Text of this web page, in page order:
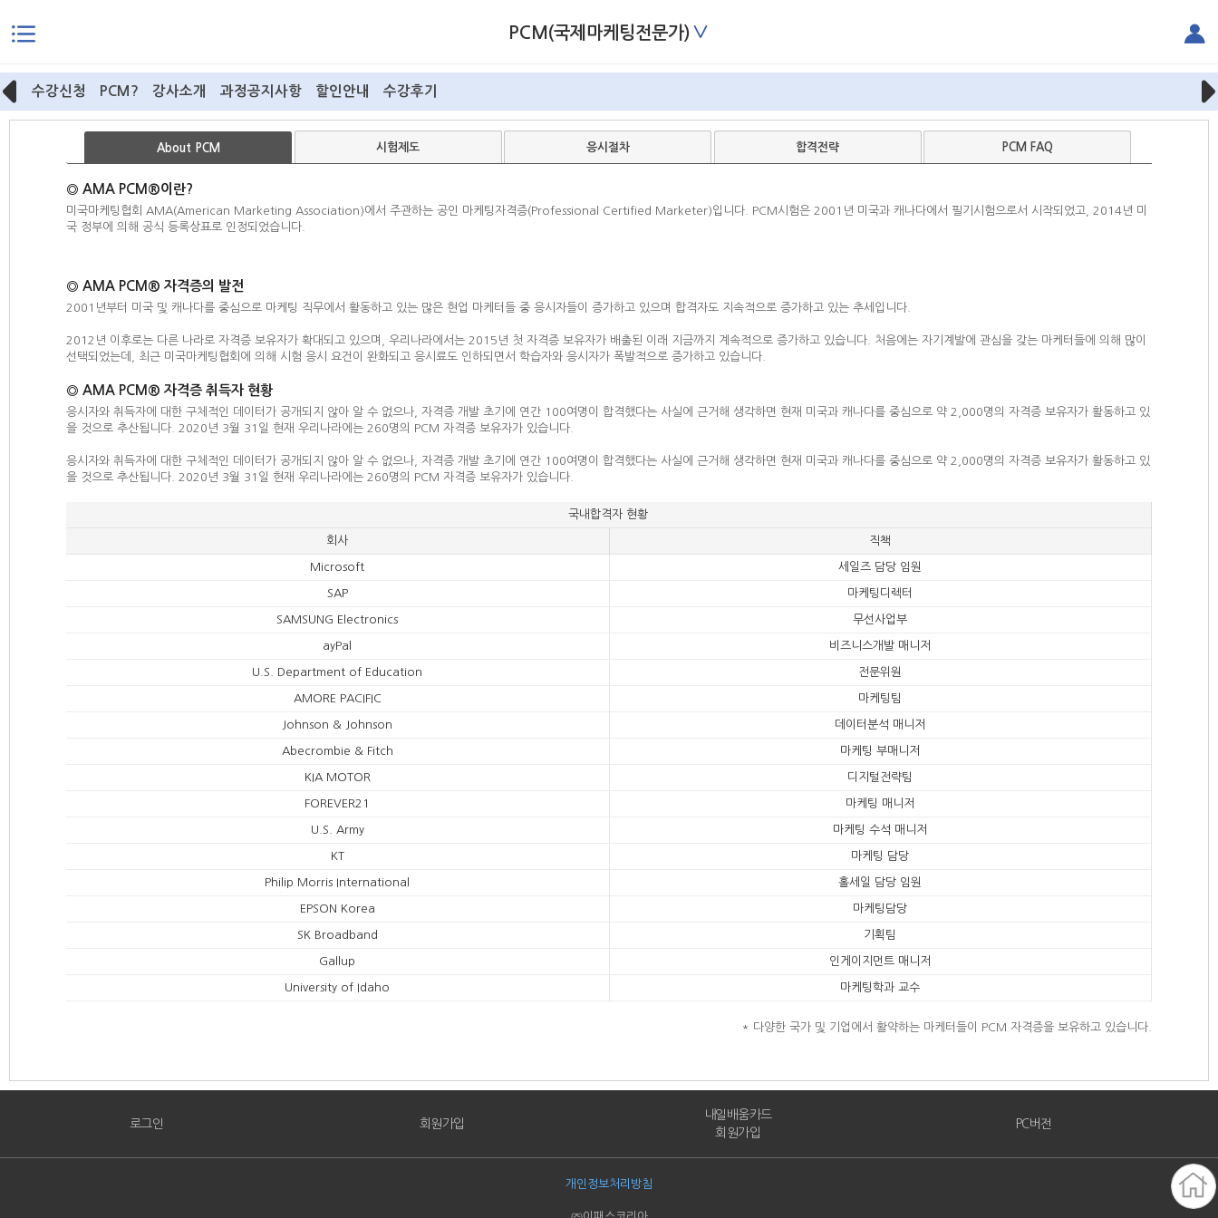
본문으로 바로가기
PCM(국제마케팅전문가) ∨
수강신청 PCM? 강사소개 과정공지사항 할인안내 수강후기
About PCM 시험제도 응시절차 합격전략 PCM FAQ
◎ AMA PCM®이란?
미국마케팅협회 AMA(American Marketing Association)에서 주관하는 공인 마케팅자격증(Professional Certified Marketer)입니다. PCM시험은 2001년 미국과 캐나다에서 필기시험으로서 시작되었고, 2014년 미
국 정부에 의해 공식 등록상표로 인정되었습니다.
◎ AMA PCM® 자격증의 발전
2001년부터 미국 및 캐나다를 중심으로 마케팅 직무에서 활동하고 있는 많은 현업 마케터들 중 응시자들이 증가하고 있으며 합격자도 지속적으로 증가하고 있는 추세입니다.
2012년 이후로는 다른 나라로 자격증 보유자가 확대되고 있으며, 우리나라에서는 2015년 첫 자격증 보유자가 배출된 이래 지금까지 계속적으로 증가하고 있습니다. 처음에는 자기계발에 관심을 갖는 마케터들에 의해 많이
선택되었는데, 최근 미국마케팅협회에 의해 시험 응시 요건이 완화되고 응시료도 인하되면서 학습자와 응시자가 폭발적으로 증가하고 있습니다.
◎ AMA PCM® 자격증 취득자 현황
응시자와 취득자에 대한 구체적인 데이터가 공개되지 않아 알 수 없으나, 자격증 개발 초기에 연간 100여명이 합격했다는 사실에 근거해 생각하면 현재 미국과 캐나다를 중심으로 약 2,000명의 자격증 보유자가 활동하고 있
을 것으로 추산됩니다. 2020년 3월 31일 현재 우리나라에는 260명의 PCM 자격증 보유자가 있습니다.
응시자와 취득자에 대한 구체적인 데이터가 공개되지 않아 알 수 없으나, 자격증 개발 초기에 연간 100여명이 합격했다는 사실에 근거해 생각하면 현재 미국과 캐나다를 중심으로 약 2,000명의 자격증 보유자가 활동하고 있
을 것으로 추산됩니다. 2020년 3월 31일 현재 우리나라에는 260명의 PCM 자격증 보유자가 있습니다.
국내합격자 현황
회사 직책
Microsoft 세일즈 담당 임원
SAP 마케팅디렉터
SAMSUNG Electronics 무선사업부
ayPal 비즈니스개발 매니저
U.S. Department of Education 전문위원
AMORE PACIFIC 마케팅팀
Johnson & Johnson 데이터분석 매니저
Abecrombie & Fitch 마케팅 부매니저
KIA MOTOR 디지털전략팀
FOREVER21 마케팅 매니저
U.S. Army 마케팅 수석 매니저
KT 마케팅 담당
Philip Morris International 홀세일 담당 임원
EPSON Korea 마케팅담당
SK Broadband 기획팀
Gallup 인게이지먼트 매니저
University of Idaho 마케팅학과 교수
* 다양한 국가 및 기업에서 활약하는 마케터들이 PCM 자격증을 보유하고 있습니다.
로그인 회원가입
내일배움카드
회원가입
PC버전
개인정보처리방침